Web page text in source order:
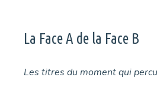
La Face A de la Face B
Les titres du moment qui